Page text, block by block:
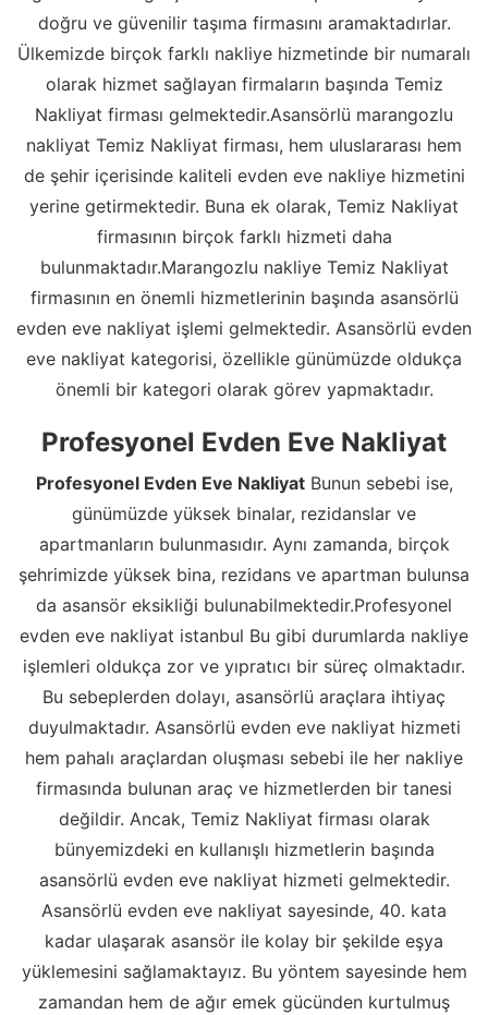
doğru ve güvenilir taşıma firmasını aramaktadırlar.
Ülkemizde birçok farklı nakliye hizmetinde bir numaralı
olarak hizmet sağlayan firmaların başında Temiz
Nakliyat firması gelmektedir.Asansörlü marangozlu
nakliyat Temiz Nakliyat firması, hem uluslararası hem
de şehir içerisinde kaliteli evden eve nakliye hizmetini
yerine getirmektedir. Buna ek olarak, Temiz Nakliyat
firmasının birçok farklı hizmeti daha
bulunmaktadır.Marangozlu nakliye Temiz Nakliyat
firmasının en önemli hizmetlerinin başında asansörlü
evden eve nakliyat işlemi gelmektedir. Asansörlü evden
eve nakliyat kategorisi, özellikle günümüzde oldukça
önemli bir kategori olarak görev yapmaktadır.
Profesyonel Evden Eve Nakliyat
Profesyonel Evden Eve NakliyatBunun sebebi ise,
günümüzde yüksek binalar, rezidanslar ve
apartmanların bulunmasıdır. Aynı zamanda, birçok
şehrimizde yüksek bina, rezidans ve apartman bulunsa
da asansör eksikliği bulunabilmektedir.Profesyonel
evden eve nakliyat istanbul Bu gibi durumlarda nakliye
işlemleri oldukça zor ve yıpratıcı bir süreç olmaktadır.
Bu sebeplerden dolayı, asansörlü araçlara ihtiyaç
duyulmaktadır. Asansörlü evden eve nakliyat hizmeti
hem pahalı araçlardan oluşması sebebi ile her nakliye
firmasında bulunan araç ve hizmetlerden bir tanesi
değildir. Ancak, Temiz Nakliyat firması olarak
bünyemizdeki en kullanışlı hizmetlerin başında
asansörlü evden eve nakliyat hizmeti gelmektedir.
Asansörlü evden eve nakliyat sayesinde, 40. kata
kadar ulaşarak asansör ile kolay bir şekilde eşya
yüklemesini sağlamaktayız. Bu yöntem sayesinde hem
zamandan hem de ağır emek gücünden kurtulmuş